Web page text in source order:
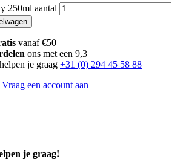
250ml aantal
vanaf €50
ons met een 9,3
je graag +31 (0) 294 45 58 88
Vraag een account aan
je graag!